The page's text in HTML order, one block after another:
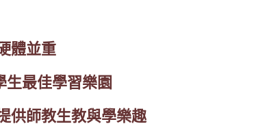
體並重
最佳學習樂園
供師教生教與學樂趣